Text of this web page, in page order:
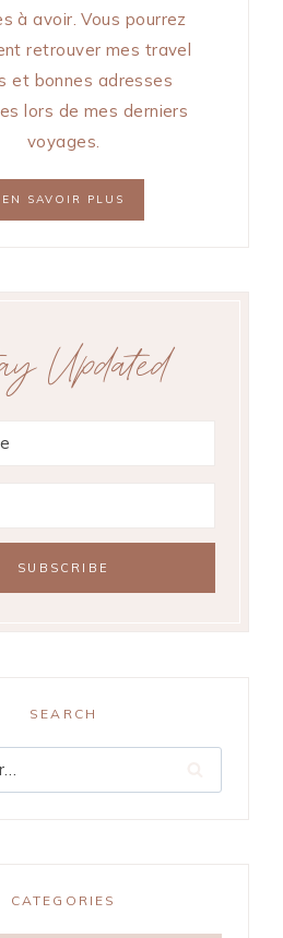
à avoir. Vous pourrez
retrouver mes travel
et bonnes adresses
lors de mes derniers
voyages.
EN SAVOIR PLUS
Updated
SEARCH
CATEGORIES